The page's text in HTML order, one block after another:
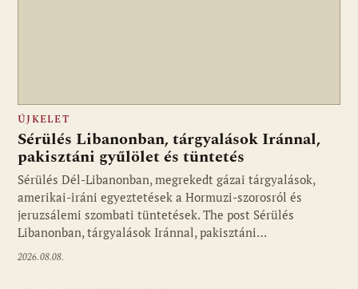
ÚJKELET
Sérülés Libanonban, tárgyalások Iránnal,
pakisztáni gyűlölet és tüntetés
Sérülés Dél-Libanonban, megrekedt gázai tárgyalások,
amerikai-iráni egyeztetések a Hormuzi-szorosról és
jeruzsálemi szombati tüntetések. The post Sérülés
Libanonban, tárgyalások Iránnal, pakisztáni…
2026.08.08.